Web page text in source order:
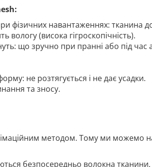
фізичних навантаженнях: тканина
вологу (висока гігроскопічність).
що зручно при пранні або під час
не розтягується і не дає усадки.
та зносу.
методом. Тому ми можемо
безпосередньо волокна